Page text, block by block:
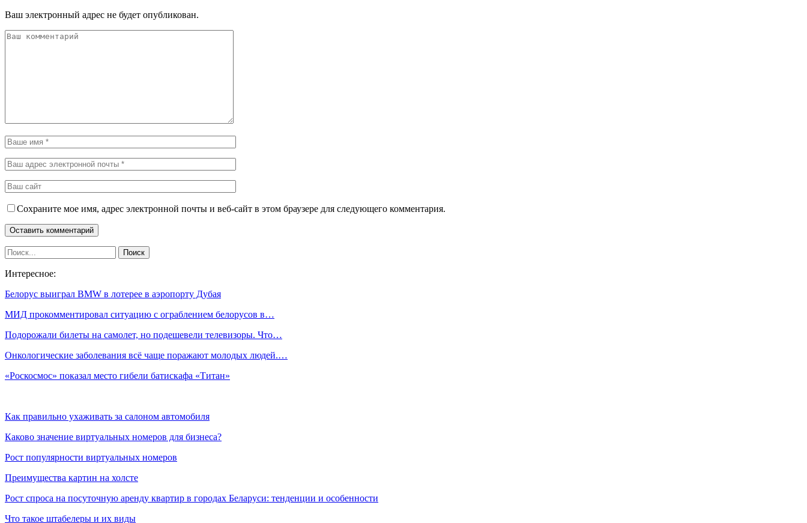
Ваш электронный адрес не будет опубликован.
Сохраните мое имя, адрес электронной почты и веб-сайт в этом браузере для следующего комментария.
Интересное:
Белорус выиграл BMW в лотерее в аэропорту Дубая
МИД прокомментировал ситуацию с ограблением белорусов в…
Подорожали билеты на самолет, но подешевели телевизоры. Что…
Онкологические заболевания всё чаще поражают молодых людей.…
«Роскосмос» показал место гибели батискафа «Титан»
Как правильно ухаживать за салоном автомобиля
Каково значение виртуальных номеров для бизнеса?
Рост популярности виртуальных номеров
Преимущества картин на холсте
Рост спроса на посуточную аренду квартир в городах Беларуси: тенденции и особенности
Что такое штабелеры и их виды